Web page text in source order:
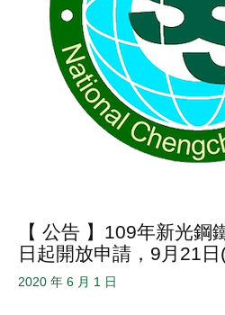
【 公告 】109年新光鋼
日起開放申請，9月21
2020 年 6 月 1 日